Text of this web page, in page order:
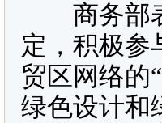
商务部表
定，积极参
贸区网络的
绿色设计和